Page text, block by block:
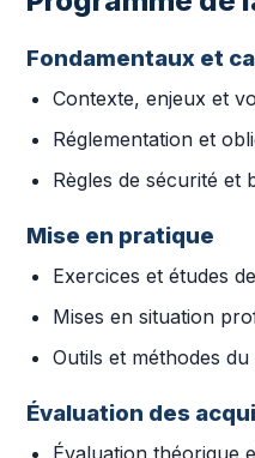
Fondamentaux et
Contexte, enjeux et
Réglementation et
Règles de sécurité et
Mise en pratique
Exercices et études
Mises en situation
Outils et méthodes du
Évaluation des
Évaluation théorique